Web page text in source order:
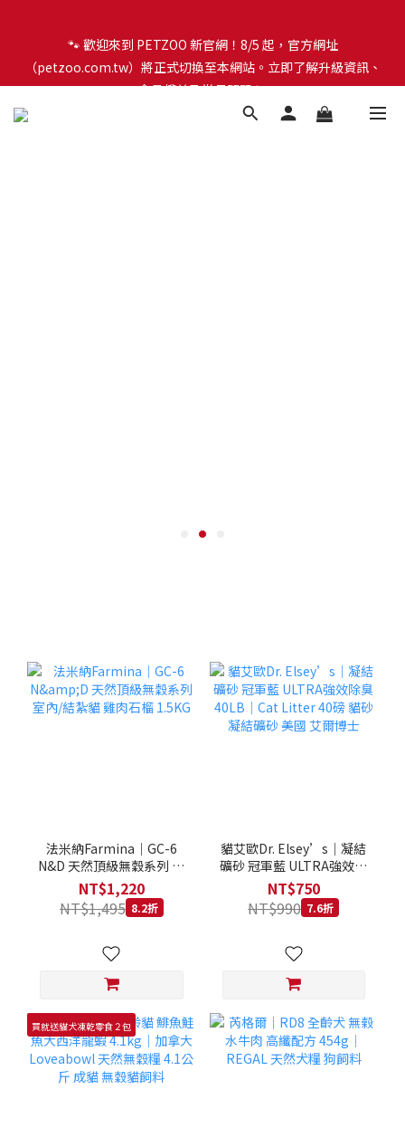
（petzoo.com.tw）將正式切換至本網站。立即了解升級資訊、
會員權益及常見問題 ＞
（petzoo.com.tw）將正式切換至本網站。立即了解升級資訊、
會員權益及常見問題 ＞
✨【新朋友見面禮】現在註冊即領 $100 購物金！全館滿 $1,500 享
法米納Farmina｜GC-6
N&D 天然頂級無穀系列 室
內/結紮貓 雞肉石榴 1.5KG
NT$1,220
NT$1,495 8.2折
貓艾歐Dr. Elsey’s｜凝結
礦砂 冠軍藍 ULTRA強效除
臭 40LB｜Cat Litter 40磅
士
NT$750
NT$990 7.6折
買就送貓犬凍乾零食２包